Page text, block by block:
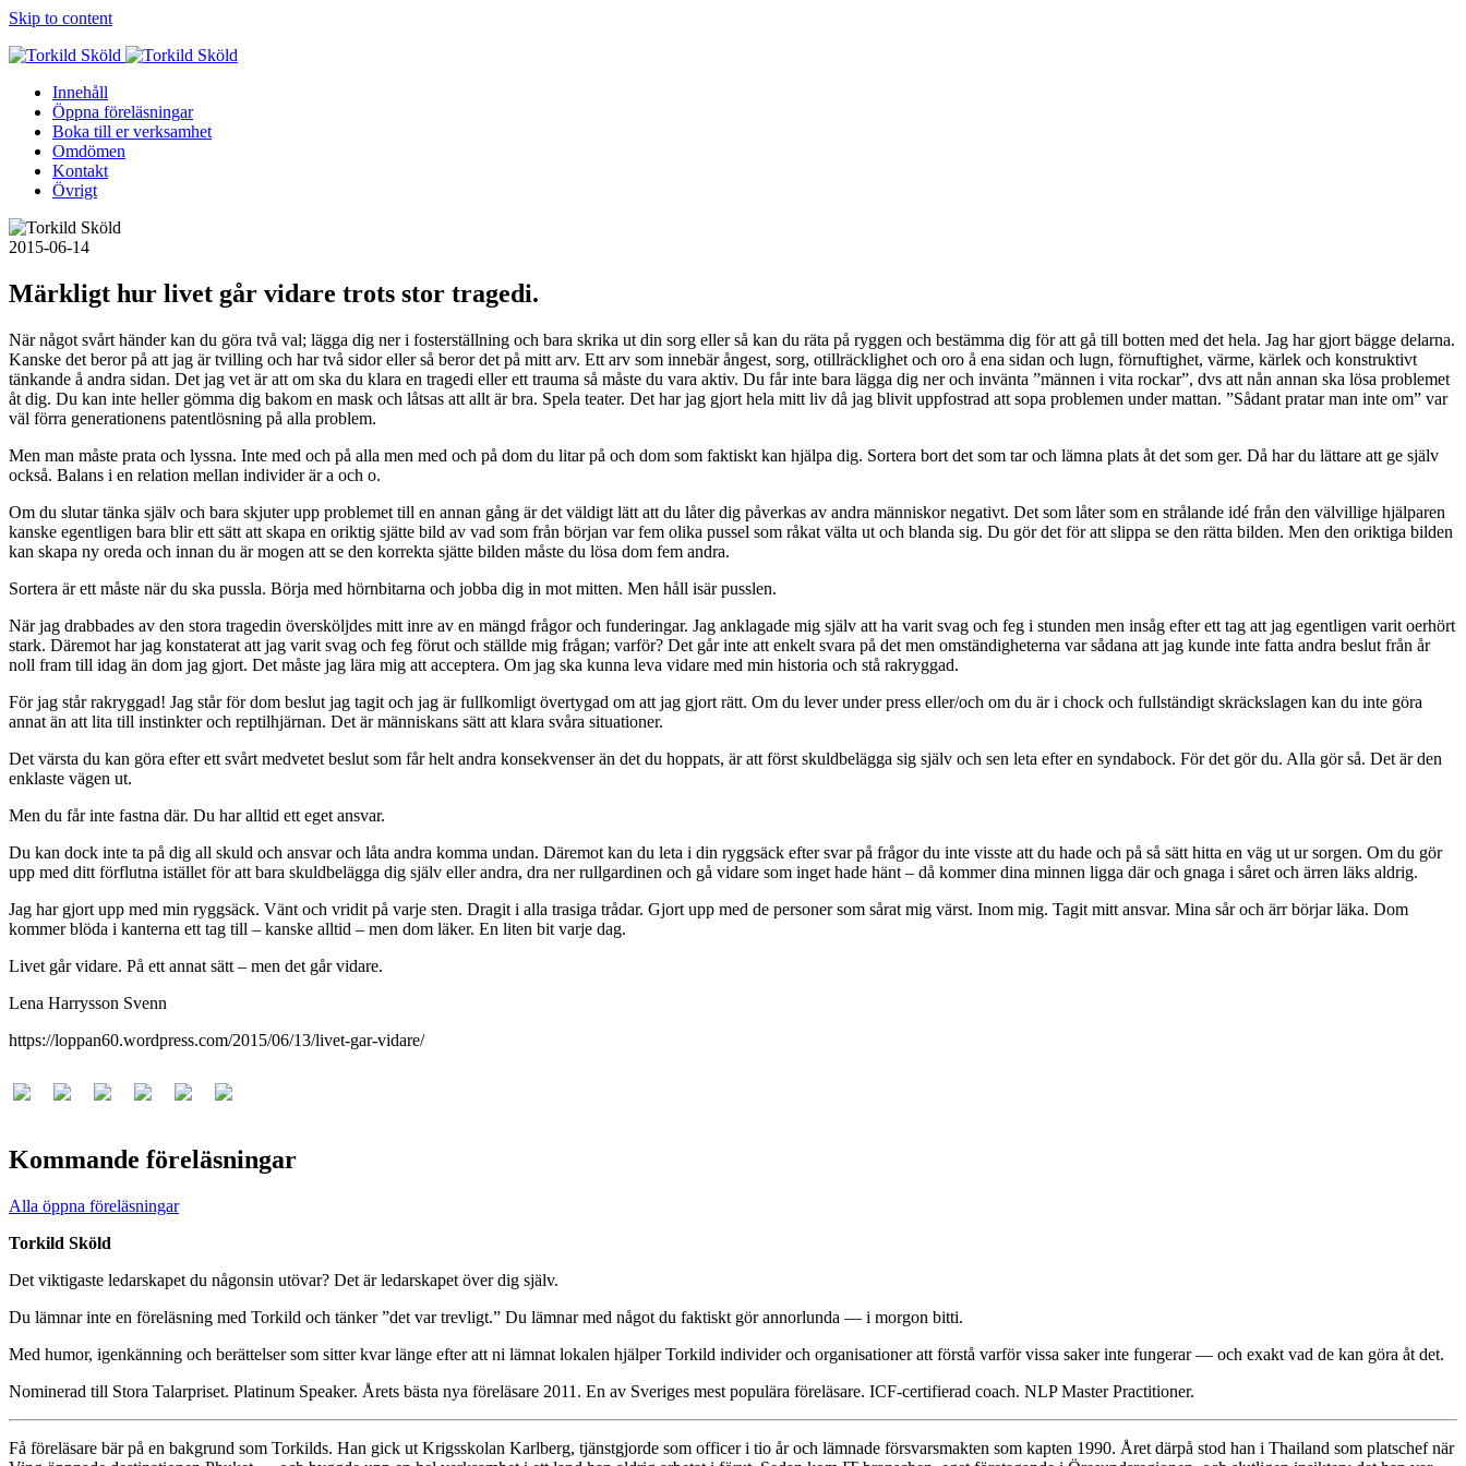
Skip to content
Innehåll
Öppna föreläsningar
Boka till er verksamhet
Omdömen
Kontakt
Övrigt
2015-06-14
Märkligt hur livet går vidare trots stor tragedi.
När något svårt händer kan du göra två val; lägga dig ner i fosterställning och bara skrika ut din sorg eller så kan du räta på ryggen och bestämma dig för att gå till botten med det hela. Jag har gjort bägge delarna.
Kanske det beror på att jag är tvilling och har två sidor eller så beror det på mitt arv. Ett arv som innebär ångest, sorg, otillräcklighet och oro å ena sidan och lugn, förnuftighet, värme, kärlek och konstruktivt
tänkande å andra sidan. Det jag vet är att om ska du klara en tragedi eller ett trauma så måste du vara aktiv. Du får inte bara lägga dig ner och invänta ”männen i vita rockar”, dvs att nån annan ska lösa problemet
åt dig. Du kan inte heller gömma dig bakom en mask och låtsas att allt är bra. Spela teater. Det har jag gjort hela mitt liv då jag blivit uppfostrad att sopa problemen under mattan. ”Sådant pratar man inte om” var
väl förra generationens patentlösning på alla problem.
Men man måste prata och lyssna. Inte med och på alla men med och på dom du litar på och dom som faktiskt kan hjälpa dig. Sortera bort det som tar och lämna plats åt det som ger. Då har du lättare att ge själv
också. Balans i en relation mellan individer är a och o.
Om du slutar tänka själv och bara skjuter upp problemet till en annan gång är det väldigt lätt att du låter dig påverkas av andra människor negativt. Det som låter som en strålande idé från den välvillige hjälparen
kanske egentligen bara blir ett sätt att skapa en oriktig sjätte bild av vad som från början var fem olika pussel som råkat välta ut och blanda sig. Du gör det för att slippa se den rätta bilden. Men den oriktiga bilden
kan skapa ny oreda och innan du är mogen att se den korrekta sjätte bilden måste du lösa dom fem andra.
Sortera är ett måste när du ska pussla. Börja med hörnbitarna och jobba dig in mot mitten. Men håll isär pusslen.
När jag drabbades av den stora tragedin översköljdes mitt inre av en mängd frågor och funderingar. Jag anklagade mig själv att ha varit svag och feg i stunden men insåg efter ett tag att jag egentligen varit oerhört
stark. Däremot har jag konstaterat att jag varit svag och feg förut och ställde mig frågan; varför? Det går inte att enkelt svara på det men omständigheterna var sådana att jag kunde inte fatta andra beslut från år
noll fram till idag än dom jag gjort. Det måste jag lära mig att acceptera. Om jag ska kunna leva vidare med min historia och stå rakryggad.
För jag står rakryggad! Jag står för dom beslut jag tagit och jag är fullkomligt övertygad om att jag gjort rätt. Om du lever under press eller/och om du är i chock och fullständigt skräckslagen kan du inte göra
annat än att lita till instinkter och reptilhjärnan. Det är människans sätt att klara svåra situationer.
Det värsta du kan göra efter ett svårt medvetet beslut som får helt andra konsekvenser än det du hoppats, är att först skuldbelägga sig själv och sen leta efter en syndabock. För det gör du. Alla gör så. Det är den
enklaste vägen ut.
Men du får inte fastna där. Du har alltid ett eget ansvar.
Du kan dock inte ta på dig all skuld och ansvar och låta andra komma undan. Däremot kan du leta i din ryggsäck efter svar på frågor du inte visste att du hade och på så sätt hitta en väg ut ur sorgen. Om du gör
upp med ditt förflutna istället för att bara skuldbelägga dig själv eller andra, dra ner rullgardinen och gå vidare som inget hade hänt – då kommer dina minnen ligga där och gnaga i såret och ärren läks aldrig.
Jag har gjort upp med min ryggsäck. Vänt och vridit på varje sten. Dragit i alla trasiga trådar. Gjort upp med de personer som sårat mig värst. Inom mig. Tagit mitt ansvar. Mina sår och ärr börjar läka. Dom
kommer blöda i kanterna ett tag till – kanske alltid – men dom läker. En liten bit varje dag.
Livet går vidare. På ett annat sätt – men det går vidare.
Lena Harrysson Svenn
https://loppan60.wordpress.com/2015/06/13/livet-gar-vidare/
Kommande föreläsningar
Alla öppna föreläsningar
Torkild Sköld
Det viktigaste ledarskapet du någonsin utövar? Det är ledarskapet över dig själv.
Du lämnar inte en föreläsning med Torkild och tänker ”det var trevligt.” Du lämnar med något du faktiskt gör annorlunda — i morgon bitti.
Med humor, igenkänning och berättelser som sitter kvar länge efter att ni lämnat lokalen hjälper Torkild individer och organisationer att förstå varför vissa saker inte fungerar — och exakt vad de kan göra åt det.
Nominerad till Stora Talarpriset. Platinum Speaker. Årets bästa nya föreläsare 2011. En av Sveriges mest populära föreläsare. ICF-certifierad coach. NLP Master Practitioner.
Få föreläsare bär på en bakgrund som Torkilds. Han gick ut Krigsskolan Karlberg, tjänstgjorde som officer i tio år och lämnade försvarsmakten som kapten 1990. Året därpå stod han i Thailand som platschef när